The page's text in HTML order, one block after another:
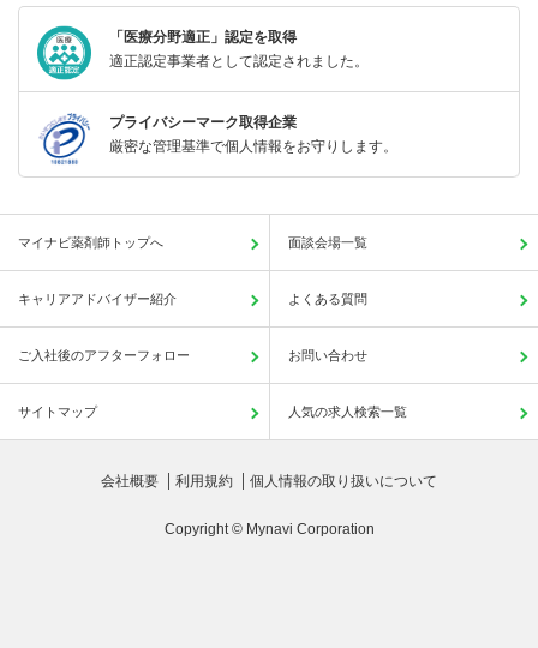
「医療分野適正」認定を取得
適正認定事業者として認定されました。
プライバシーマーク取得企業
厳密な管理基準で個人情報をお守りします。
マイナビ薬剤師トップへ 面談会場一覧
キャリアアドバイザー紹介 よくある質問
ご入社後のアフターフォロー お問い合わせ
サイトマップ 人気の求人検索一覧
会社概要 利用規約 個人情報の取り扱いについて
Copyright © Mynavi Corporation